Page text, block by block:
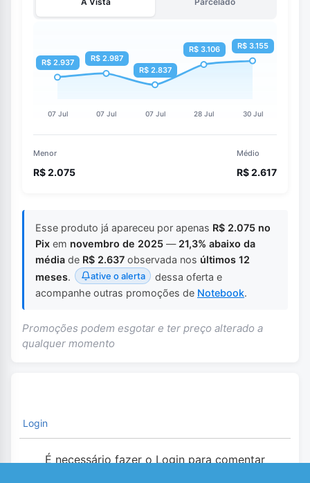
Menor
R$ 2.075
Médio
R$ 2.617
Esse produto já apareceu por apenas R$ 2.075 no
Pix em novembro de 2025 — 21,3% abaixo da
média de R$ 2.637 observada nos últimos 12
meses. ative o alerta
dessa oferta e
acompanhe outras promoções de Notebook.
Promoções podem esgotar e ter preço alterado a
qualquer momento
Login
É necessário fazer o Login para comentar